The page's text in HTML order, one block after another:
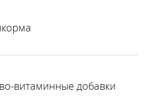
витаминные добавки